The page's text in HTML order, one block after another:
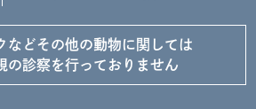
などその他の動物に関しては
の診察を行っておりません